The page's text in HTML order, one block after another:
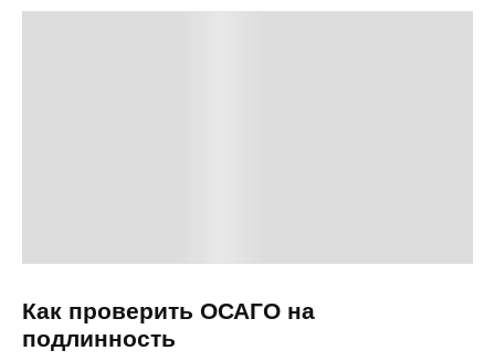
Как проверить ОСАГО на
подлинность